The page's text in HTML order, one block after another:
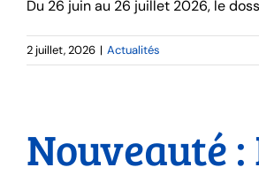
Du 26 juin au 26 juillet 2026, le
2 juillet, 2026 | Actualités
Nouveauté